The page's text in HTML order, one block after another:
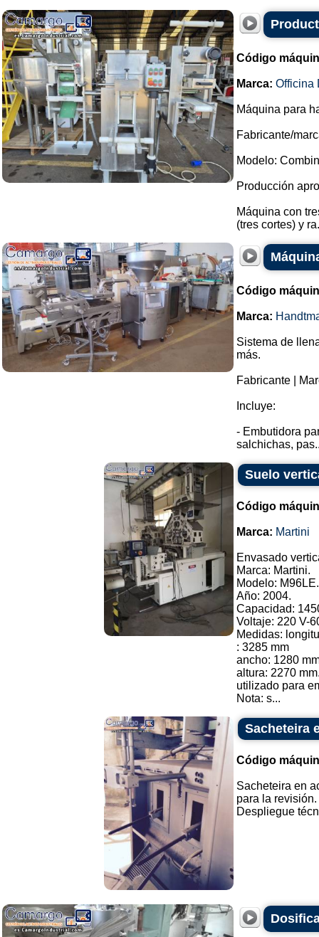
Código
Marca: Officina
Máquina para
Fabricante/
Modelo:
Producción
Máquina con
(tres cortes) y
Código
Marca:
Sistema de
más.
Fabricante |
Incluye:
- Embutidora
salchichas,
Suelo
Código
Marca: Martini
Envasado
Marca: Martini.
Modelo: M96LE.
Año: 2004.
Capacidad:
Voltaje: 220 V-
Medidas:
: 3285 mm
ancho: 1280
altura: 2270
utilizado para
Nota: s...
Sacheteira
Código
Sacheteira en
para la revisión.
Despliegue